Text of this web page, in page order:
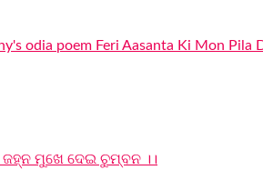
ମୁଖେ ଦେଇ ଚୁମ୍ବନ ।।